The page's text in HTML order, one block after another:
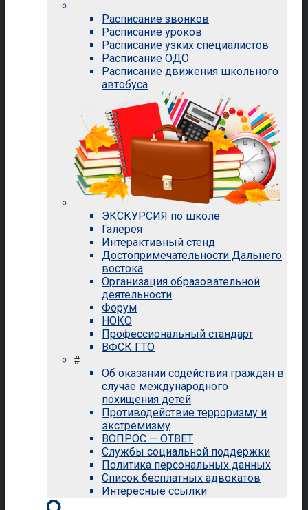
Расписание звонков
Расписание уроков
Расписание узких специалистов
Расписание ОДО
Расписание движения школьного
автобуса
ЭКСКУРСИЯ по школе
Галерея
Интерактивный стенд
Достопримечательности Дальнего
востока
Организация образовательной
деятельности
Форум
НОКО
Профессиональный стандарт
ВФСК ГТО
#
Об оказании содействия граждан в
случае международного
похищения детей
Противодействие терроризму и
экстремизму
ВОПРОС — ОТВЕТ
Службы социальной поддержки
Политика персональных данных
Список бесплатных адвокатов
Интересные ссылки